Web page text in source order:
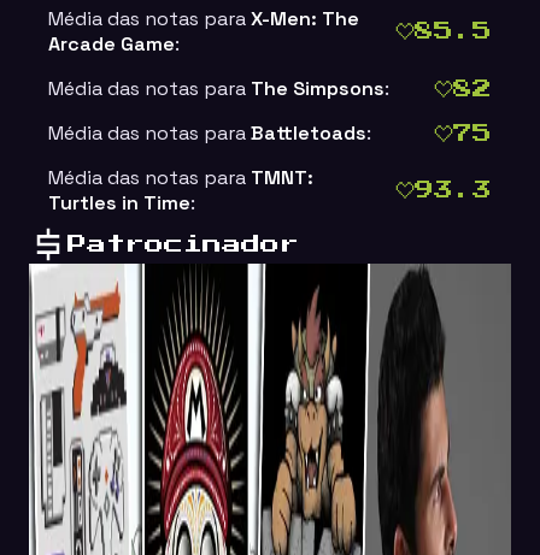
Média das notas paraX-Men: The
Arcade Game: 85.5
Média das notas para The Simpsons: 82
Média das notas paraBattletoads: 75
Média das notas para TMNT:
Turtles in Time: 93.3
Patrocinador